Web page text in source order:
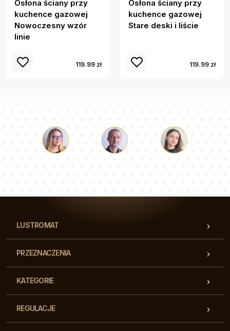
Osłona ściany przy
kuchence gazowej
Nowoczesny wzór
linie
119.99 zł
Osłona ściany przy
kuchence gazowej
Stare deski i liście
119.99 zł
LUSTROMAT
PRZEZNACZENIA
KATEGORIE
REGULACJE